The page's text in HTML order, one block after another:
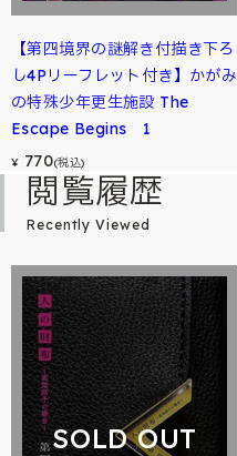
【第四境界の謎解き付描き下ろ
し4Pリーフレット付き】かがみ
の特殊少年更生施設 The
Escape Begins 1
¥ 770(税込)
閲覧履歴
Recently Viewed
SOLD OUT